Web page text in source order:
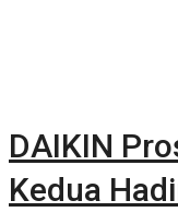
DAIKIN
Kedua